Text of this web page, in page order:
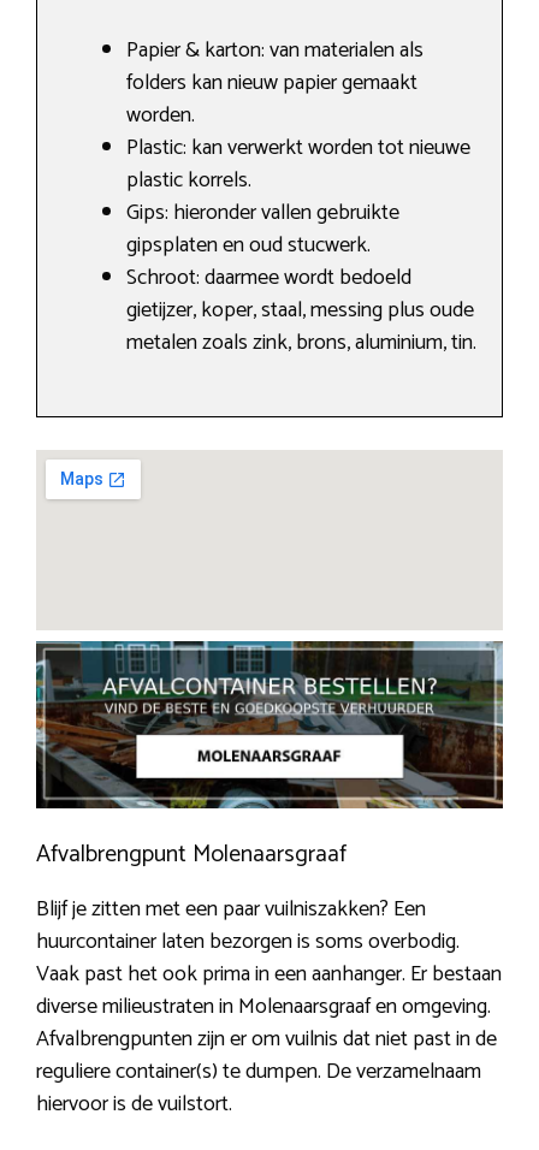
Papier & karton: van materialen als
folders kan nieuw papier gemaakt
worden.
Plastic: kan verwerkt worden tot nieuwe
plastic korrels.
Gips: hieronder vallen gebruikte
gipsplaten en oud stucwerk.
Schroot: daarmee wordt bedoeld
gietijzer, koper, staal, messing plus oude
metalen zoals zink, brons, aluminium, tin.
Afvalbrengpunt Molenaarsgraaf
Blijf je zitten met een paar vuilniszakken? Een
huurcontainer laten bezorgen is soms overbodig.
Vaak past het ook prima in een aanhanger. Er bestaan
diverse milieustraten in Molenaarsgraaf en omgeving.
Afvalbrengpunten zijn er om vuilnis dat niet past in de
reguliere container(s) te dumpen. De verzamelnaam
hiervoor is de vuilstort.